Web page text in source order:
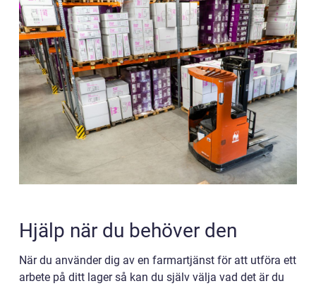
Hjälp när du behöver den
När du använder dig av en farmartjänst för att utföra ett
arbete på ditt lager så kan du själv välja vad det är du